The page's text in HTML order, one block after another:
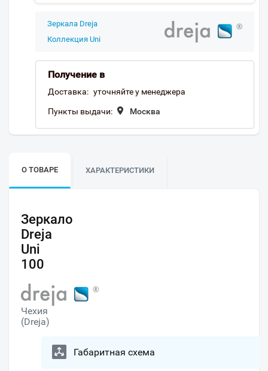
Зеркала Dreja
Коллекция Uni
Получение в
Доставка: уточняйте у менеджера
Пункты выдачи: Москва
О ТОВАРЕ ХАРАКТЕРИСТИКИ
Зеркало
Dreja
Uni
100
Чехия
(Dreja)
Габаритная схема